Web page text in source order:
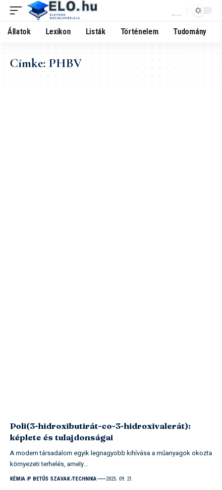
Állatok Lexikon Listák Történelem Tudomány
Címke:PHBV
Poli(3-hidroxibutirát-co-3-hidroxivalerát):
képlete és tulajdonságai
A modern társadalom egyik legnagyobb kihívása a műanyagok okozta
környezeti terhelés, amely…
KÉMIA P BETŰS SZAVAK TECHNIKA 2025. 09. 21.